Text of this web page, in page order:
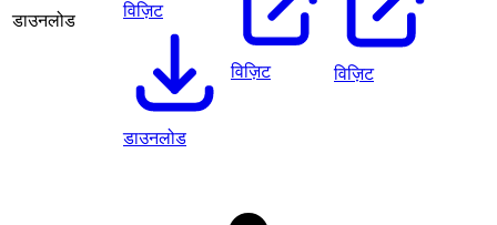
डाउनलोड
विज़िट
डाउनलोड
विज़िट विज़िट